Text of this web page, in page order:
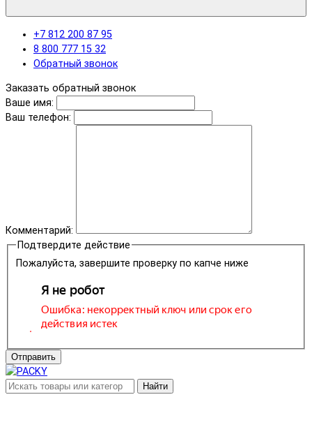
+7 812 200 87 95
8 800 777 15 32
Обратный звонок
Заказать обратный звонок
Ваше имя:
Ваш телефон:
Комментарий:
Подтвердите действие
Пожалуйста, завершите проверку по капче ниже
Отправить
Найти